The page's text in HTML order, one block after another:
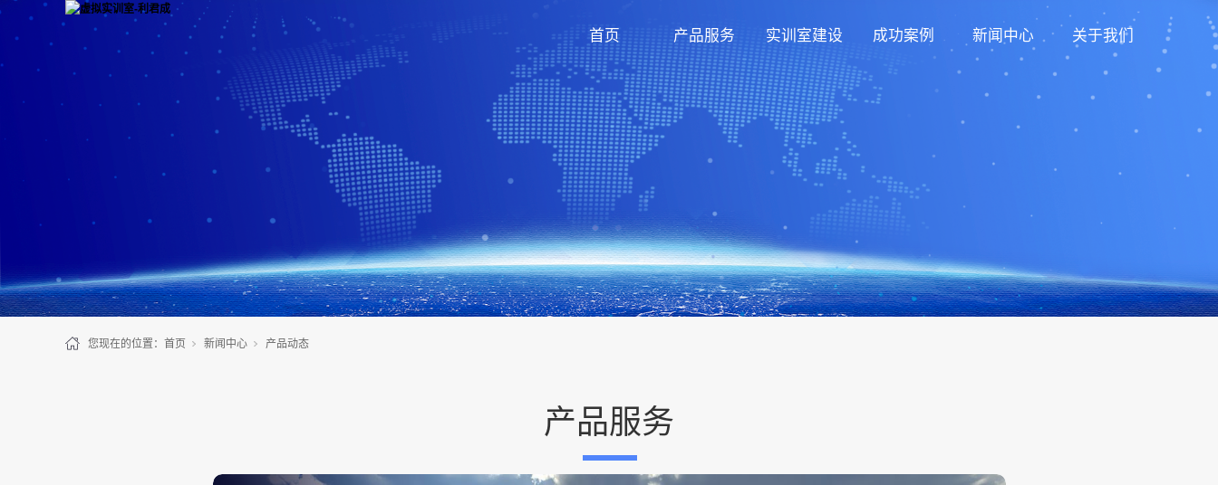
首页 产品服务 实训室建设 成功案例 新闻中心 关于我们
您现在的位置： 首页 新闻中心 产品动态
产品服务